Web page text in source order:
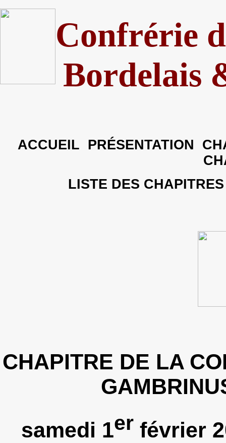
Confrérie
Bordelais
ACCUEIL PRÉSENTATION
LISTE DES
CHAPITRE DE LA
samedi 1er février